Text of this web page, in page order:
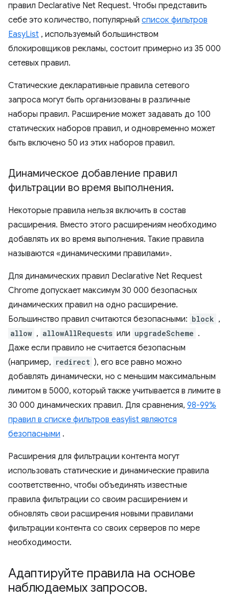
правил Declarative Net Request. Чтобы представить
себе это количество, популярный список фильтров
EasyList , используемый большинством
блокировщиков рекламы, состоит примерно из 35 000
сетевых правил.
Статические декларативные правила сетевого
запроса могут быть организованы в различные
наборы правил. Расширение может задавать до 100
статических наборов правил, и одновременно может
быть включено 50 из этих наборов правил.
Динамическое добавление правил
фильтрации во время выполнения.
Некоторые правила нельзя включить в состав
расширения. Вместо этого расширениям необходимо
добавлять их во время выполнения. Такие правила
называются «динамическими правилами».
Для динамических правил Declarative Net Request
Chrome допускает максимум 30 000 безопасных
динамических правил на одно расширение.
Большинство правил считаются безопасными: block ,
allow , allowAllRequests или upgradeScheme .
Даже если правило не считается безопасным
(например, redirect ), его все равно можно
добавлять динамически, но с меньшим максимальным
лимитом в 5000, который также учитывается в лимите в
30 000 динамических правил. Для сравнения, 98-99%
правил в списке фильтров easylist являются
безопасными .
Расширения для фильтрации контента могут
использовать статические и динамические правила
соответственно, чтобы объединять известные
правила фильтрации со своим расширением и
обновлять свои расширения новыми правилами
фильтрации контента со своих серверов по мере
необходимости.
Адаптируйте правила на основе
наблюдаемых запросов.